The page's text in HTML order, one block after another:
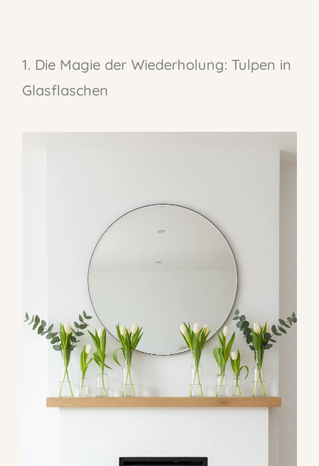
1. Die Magie der Wiederholung: Tulpen in
Glasflaschen